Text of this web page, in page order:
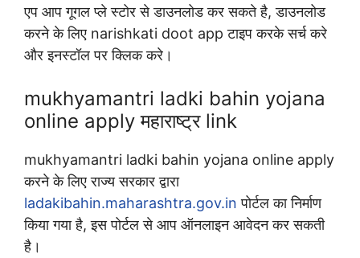
एप आप गूगल प्ले स्टोर से डाउनलोड कर सकते है, डाउनलोड
करने के लिए narishkati doot app टाइप करके सर्च करे
और इनस्टॉल पर क्लिक करे।
mukhyamantri ladki bahin yojana
online apply महाराष्ट्र link
mukhyamantri ladki bahin yojana online apply
करने के लिए राज्य सरकार द्वारा
ladakibahin.maharashtra.gov.in पोर्टल का निर्माण
किया गया है, इस पोर्टल से आप ऑनलाइन आवेदन कर सकती
है।